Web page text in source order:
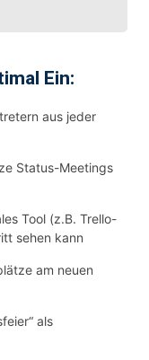
Ein:
aus jeder
Status-Meetings
Tool (z.B. Trello-
sehen kann
am neuen
als